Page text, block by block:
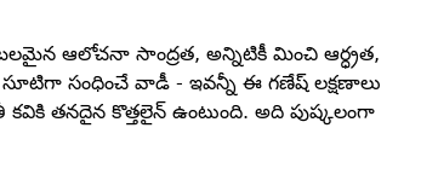
బలమైన ఆలోచనా సాంద్రత, అన్నిటికీ మించి ఆర్ధ్రత,
సూటిగా సంధించే వాడీ - ఇవన్నీ ఈ గణేష్‌ లక్షణాలు
తనదైన కొత్తలైన్‌ ఉంటుంది. అది పుష్కలంగా